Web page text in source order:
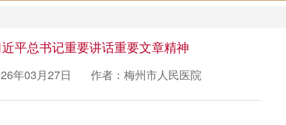
平总书记重要讲话重要文章精神
年03月27日 作者：梅州市人民医院